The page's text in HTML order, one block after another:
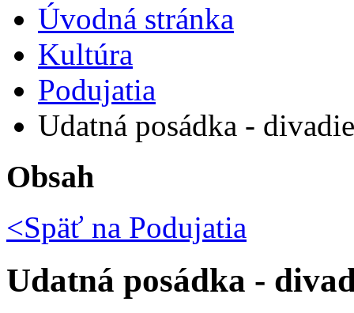
Úvodná stránka
Kultúra
Podujatia
Udatná posádka -
Obsah
<Späť na Podujatia
Udatná posádka -